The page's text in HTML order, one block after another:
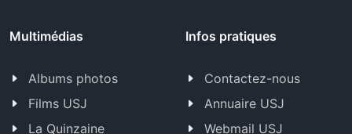
Multimédias
Albums photos
Films USJ
La Quinzaine
Infos pratiques
Contactez-nous
Annuaire USJ
Webmail USJ